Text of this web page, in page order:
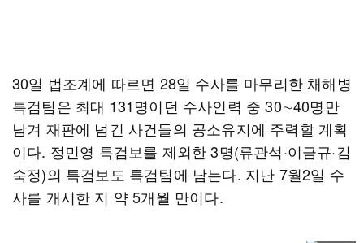
30일 법조계에 따르면 28일 수사를 마무리한 채해병
특검팀은 최대 131명이던 수사인력 중 30∼40명만
남겨 재판에 넘긴 사건들의 공소유지에 주력할 계획
이다. 정민영 특검보를 제외한 3명(류관석·이금규·김
숙정)의 특검보도 특검팀에 남는다. 지난 7월2일 수
사를 개시한 지 약 5개월 만이다.